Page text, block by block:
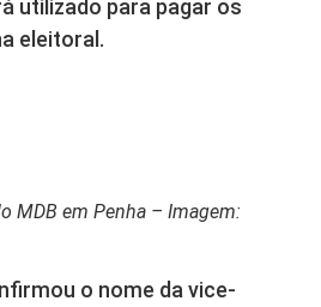
utilizado para pagar os
eleitoral.
MDB em Penha – Imagem:
o nome da vice-